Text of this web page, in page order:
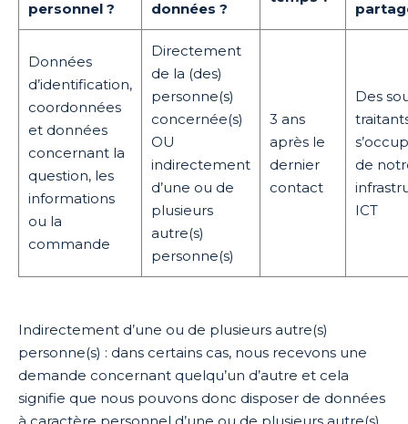
personnel ?
données ?
Données
d’identification,
coordonnées
et données
concernant la
question, les
informations
ou la
commande
Directement
de la (des)
personne(s)
concernée(s)
OU
indirectement
d’une ou de
plusieurs
autre(s)
personne(s)
3 ans
après le
dernier
contact
Des
de
ICT
Indirectement d’une ou de plusieurs autre(s)
personne(s) : dans certains cas, nous recevons une
demande concernant quelqu’un d’autre et cela
signifie que nous pouvons donc disposer de données